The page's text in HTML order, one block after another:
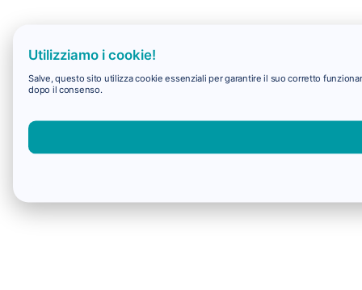
Utilizziamo i cookie!
Salve, questo sito utilizza cookie essenziali per garantire il suo corretto
dopo il consenso.